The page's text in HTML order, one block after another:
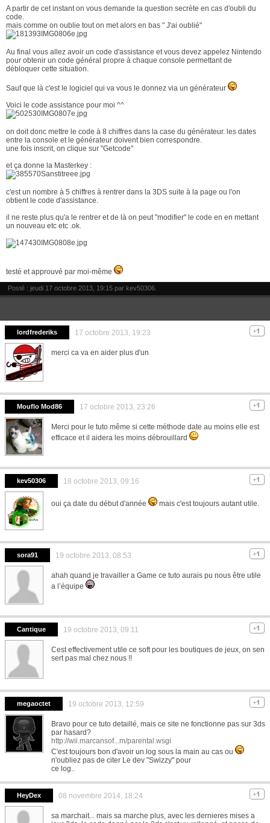
A partir de cet instant on vous demande la question secrète en cas d'oubli du
code.
mais comme on oublie tout on met alors en bas " J'ai oublié"
Au final vous allez avoir un code d'assistance et vous devez appelez Nintendo
pour obtenir un code général propre à chaque console permettant de
débloquer cette situation.
Sauf que là c'est le logiciel qui va vous le donnez via un générateur
Voici le code assistance pour moi ^^
on doit donc mettre le code à 8 chiffres dans la case du générateur. les dates
entre la console et le générateur doivent bien correspondre.
une fois inscrit, on clique sur "Getcode"
et ça donne la Masterkey :
c'est un nombre à 5 chiffres à rentrer dans la 3DS suite à la page ou l'on
obtient le code d'assistance.
il ne reste plus qu'a le rentrer et de là on peut "modifier" le code en en mettant
un nouveau etc etc .ok.
testé et approuvé par moi-même
Posté : jeudi 17 octobre 2013, 19:15 par kev50306
lordfrederiks 17 octobre 2013, 19:23
merci ca va en aider plus d'un
Mouflo Mod86 17 octobre 2013, 23:26
Merci pour le tuto même si cette méthode date au moins elle est
efficace et il aidera les moins débrouillard
kev50306 18 octobre 2013, 09:16
oui ça date du début d'année mais c'est toujours autant utile.
sora91 19 octobre 2013, 08:53
ahah quand je travailler a Game ce tuto aurais pu nous être utile
a l’équipe
Cantique 19 octobre 2013, 09:11
Cest effectivement utile ce soft pour les boutiques de jeux, on sen
sert pas mal chez nous !!
megaoctet 19 octobre 2013, 12:59
Bravo pour ce tuto detaillé, mais ce site ne fonctionne pas sur 3ds
par hasard?
http://wii.marcansof...m/parental.wsgi
C'est toujours bon d'avoir un log sous la main au cas ou
n'oubliez pas de citer Le dev "Swizzy" pour
ce log..
HeyDex 08 novembre 2014, 18:24
sa marchait... mais sa marche plus, avec les dernieres mises a